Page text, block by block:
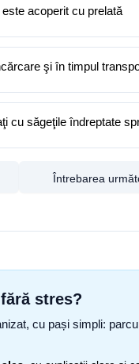
acoperit cu prelată
şi în timpul
cu săgeţile îndreptate
Întrebarea
stres?
cu pași simpli: